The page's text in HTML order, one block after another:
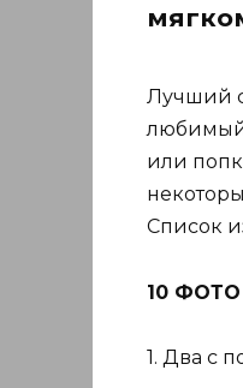
Лучший
любимый
или
Список
10 ФОТО
1. Два с